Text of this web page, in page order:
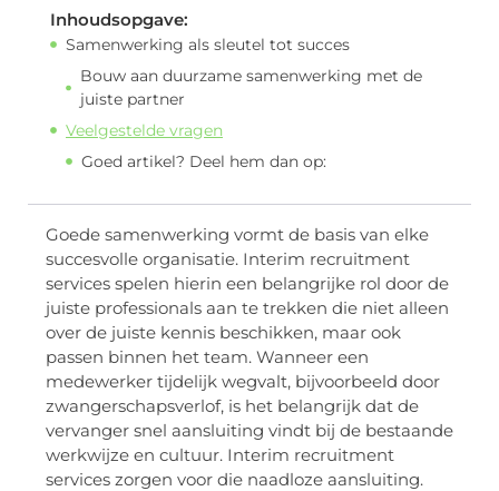
Inhoudsopgave:
Samenwerking als sleutel tot succes
Bouw aan duurzame samenwerking met de
juiste partner
Veelgestelde vragen
Goed artikel? Deel hem dan op:
Goede samenwerking vormt de basis van elke
succesvolle organisatie. Interim recruitment
services spelen hierin een belangrijke rol door de
juiste professionals aan te trekken die niet alleen
over de juiste kennis beschikken, maar ook
passen binnen het team. Wanneer een
medewerker tijdelijk wegvalt, bijvoorbeeld door
zwangerschapsverlof, is het belangrijk dat de
vervanger snel aansluiting vindt bij de bestaande
werkwijze en cultuur. Interim recruitment
services zorgen voor die naadloze aansluiting.